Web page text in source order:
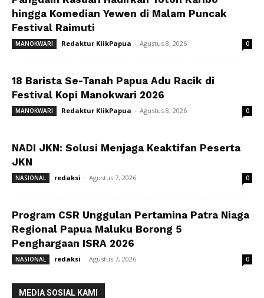
hingga Komedian Yewen di Malam Puncak
Festival Raimuti
MANOKWARI Redaktur KlikPapua - Agustus 8, 2026 0
18 Barista Se-Tanah Papua Adu Racik di
Festival Kopi Manokwari 2026
MANOKWARI Redaktur KlikPapua - Agustus 8, 2026 0
NADI JKN: Solusi Menjaga Keaktifan Peserta
JKN
NASIONAL redaksi - Agustus 7, 2026 0
Program CSR Unggulan Pertamina Patra Niaga
Regional Papua Maluku Borong 5
Penghargaan ISRA 2026
NASIONAL redaksi - Agustus 7, 2026 0
MEDIA SOSIAL KAMI